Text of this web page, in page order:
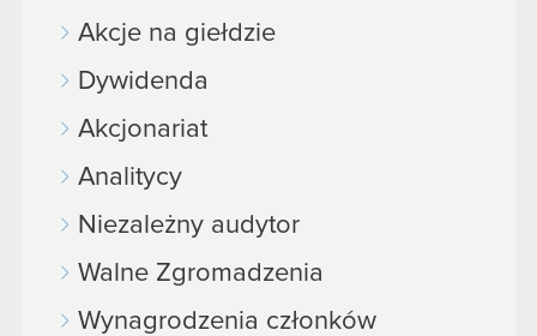
Akcje na giełdzie
Dywidenda
Akcjonariat
Analitycy
Niezależny audytor
Walne Zgromadzenia
Wynagrodzenia członków